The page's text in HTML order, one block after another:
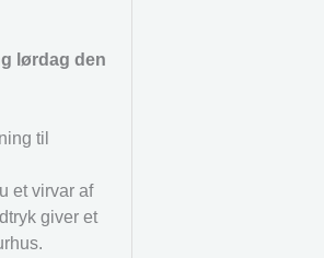
lørdag den
til
et virvar af
giver et